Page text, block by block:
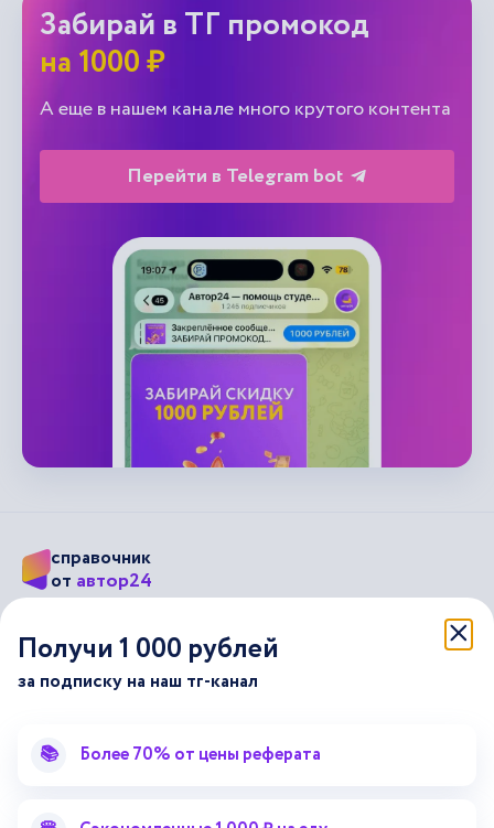
Забирай в ТГ промокод
на 1000 ₽
А еще в нашем канале много крутого контента
Перейти в Telegram bot
справочник
от автор24
Подписывайся на наши соц. сети
Лекторий
Справочник терминов
Последние статьи
Получи 1 000 рублей
за подписку на наш тг-канал
📚 Более 70% от цены реферата